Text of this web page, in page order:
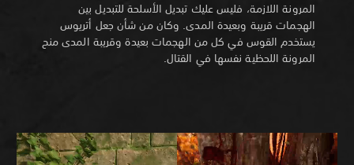
المرونة اللازمة، فليس عليك تبديل الأسلحة للتبديل بين
الهجمات قريبة وبعيدة المدى. وكان من شأن جعل أتريوس
يستخدم القوس في كل من الهجمات بعيدة وقريبة المدى منح
المرونة اللحظية نفسها في القتال.